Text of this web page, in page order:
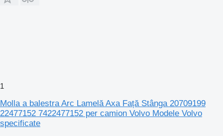
1
Molla a balestra Arc Lamelă Axa Față Stânga 20709199
22477152 7422477152 per camion Volvo Modele Volvo
specificate